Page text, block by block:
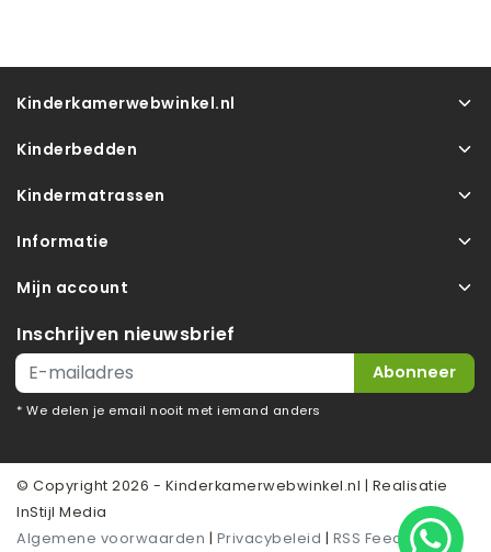
Kinderkamerwebwinkel.nl
Kinderbedden
Kindermatrassen
Informatie
Mijn account
Inschrijven nieuwsbrief
Abonneer
* We delen je email nooit met iemand anders
© Copyright 2026 - Kinderkamerwebwinkel.nl | Realisatie
InStijl Media
Algemene voorwaarden | Privacybeleid | RSS Feed